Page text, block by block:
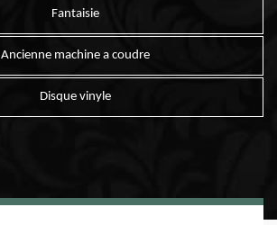
Fantaisie
Ancienne machine a coudre
Disque vinyle